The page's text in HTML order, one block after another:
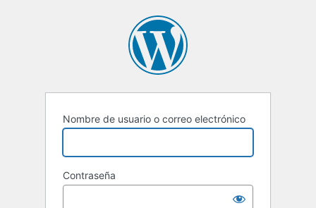
Nombre de usuario o correo electrónico
Contraseña